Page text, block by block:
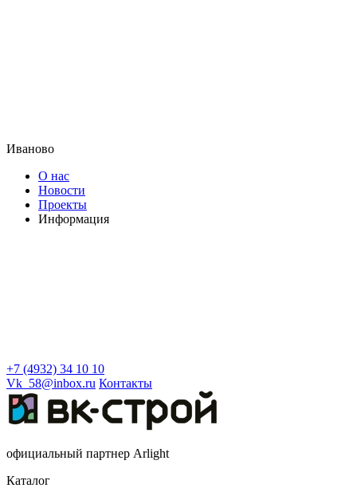
Иваново
О нас
Новости
Проекты
Информация
+7 (4932) 34 10 10
Vk_58@inbox.ru Контакты
официальный партнер Arlight
Каталог